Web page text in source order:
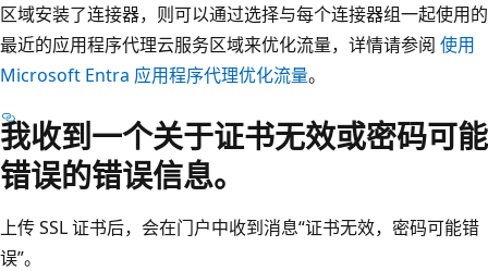
区域安装了连接器，则可以通过选择与每个连接器组一起使用的
最近的应用程序代理云服务区域来优化流量，详情请参阅 使用
Microsoft Entra 应用程序代理优化流量。
我收到一个关于证书无效或密码可能
错误的错误信息。
上传 SSL 证书后，会在门户中收到消息“证书无效，密码可能错
误”。